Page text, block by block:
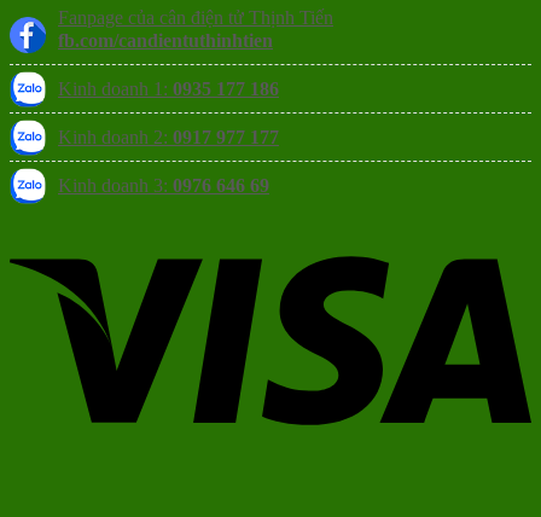
Fanpage của cân điện tử Thịnh Tiến
fb.com/candientuthinhtien
Kinh doanh 1: 0935 177 186
Kinh doanh 2: 0917 977 177
Kinh doanh 3: 0976 646 69